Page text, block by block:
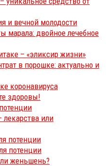
и вечной молодости
марала: двойное лечебное
– «эликсир жизни»
в порошке: актуально и
коронавируса
здоровы!
или
потенции
потенции
женьшень?